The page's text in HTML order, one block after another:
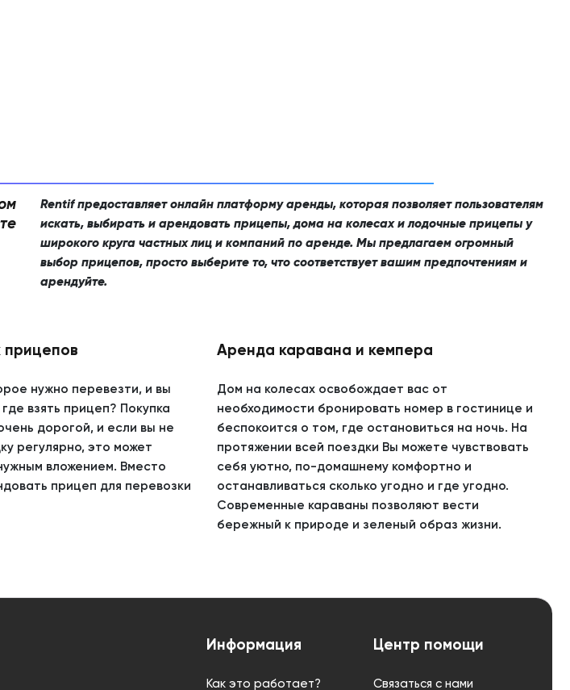
Rentif предоставляет онлайн платформу аренды, которая позволяет пользователям
искать, выбирать и арендовать прицепы, дома на колесах и лодочные прицепы у
широкого круга частных лиц и компаний по аренде. Мы предлагаем огромный
выбор прицепов, просто выберите то, что соответствует вашим предпочтениям и
арендуйте.
нужно перевезти, и вы
взять прицеп? Покупка
дорогой, и если вы не
регулярно, это может
вложением. Вместо
прицеп для перевозки
Аренда каравана и кемпера
Дом на колесах освобождает вас от
необходимости бронировать номер в гостинице и
беспокоится о том, где остановиться на ночь. На
протяжении всей поездки Вы можете чувствовать
себя уютно, по-домашнему комфортно и
останавливаться сколько угодно и где угодно.
Современные караваны позволяют вести
бережный к природе и зеленый образ жизни.
Информация
Как это работает?
Центр помощи
Связаться с нами